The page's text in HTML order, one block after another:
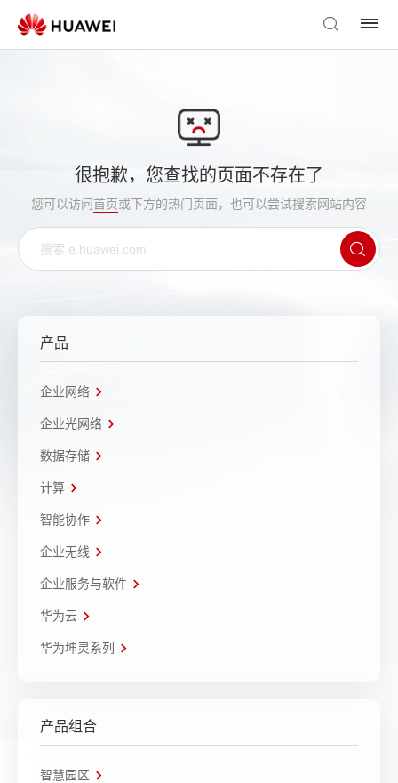
很抱歉，您查找的页面不存在了
您可以访问首页或下方的热门页面，也可以尝试搜索网站内容
产品
企业网络
企业光网络
数据存储
计算
智能协作
企业无线
企业服务与软件
华为云
华为坤灵系列
产品组合
智慧园区